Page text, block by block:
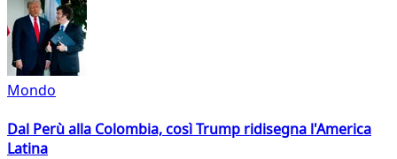
Mondo
Dal Perù alla Colombia, così Trump ridisegna l'America
Latina